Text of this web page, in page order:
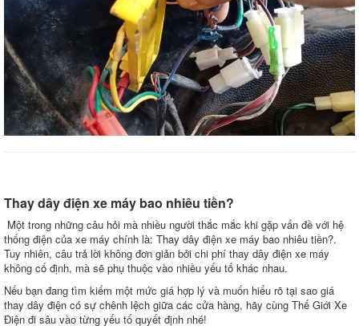
Thay dây điện xe máy bao nhiêu tiền?
Một trong những câu hỏi mà nhiều người thắc mắc khi gặp vấn đề với hệ
thống điện của xe máy chính là: Thay dây điện xe máy bao nhiêu tiền?.
Tuy nhiên, câu trả lời không đơn giản bởi chi phí thay dây điện xe máy
không cố định, mà sẽ phụ thuộc vào nhiều yếu tố khác nhau.
Nếu bạn đang tìm kiếm một mức giá hợp lý và muốn hiểu rõ tại sao giá
thay dây điện có sự chênh lệch giữa các cửa hàng, hãy cùng Thế Giới Xe
Điện đi sâu vào từng yếu tố quyết định nhé!